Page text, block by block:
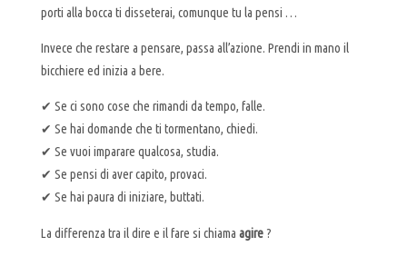
porti alla bocca ti disseterai, comunque tu la pensi …
Invece che restare a pensare, passa all’azione. Prendi in mano il
bicchiere ed inizia a bere.
✔ Se ci sono cose che rimandi da tempo, falle.
✔ Se hai domande che ti tormentano, chiedi.
✔ Se vuoi imparare qualcosa, studia.
✔ Se pensi di aver capito, provaci.
✔ Se hai paura di iniziare, buttati.
La differenza tra il dire e il fare si chiama agire?